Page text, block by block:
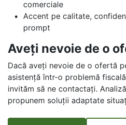
comerciale
Accent pe calitate,
prompt
Aveți nevoie de o
Dacă aveți nevoie de o ofertă
asistență într-o problemă
invităm să ne contactați.
propunem soluții adaptate